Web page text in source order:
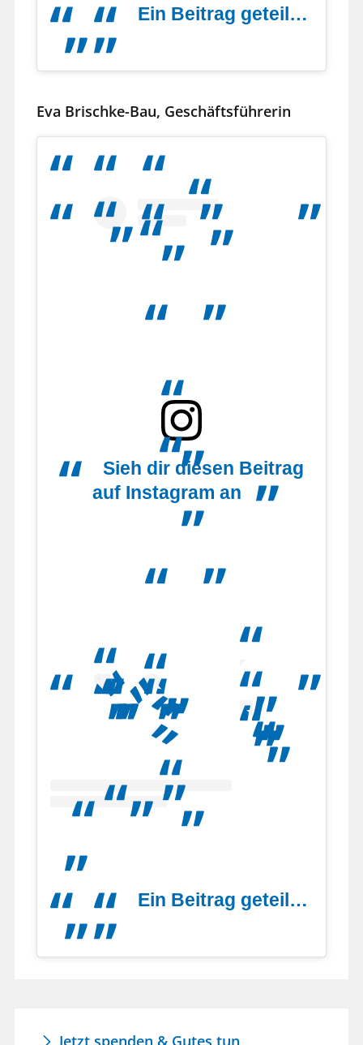
Ein Beitrag geteilt von Lebenshilfe Grafschaft Diepholz gGmbH (@lebenshilfegrafschaftdiepholz)
Eva Brischke-Bau, Geschäftsführerin
Sieh dir diesen Beitrag
auf Instagram an
Ein Beitrag geteilt von Lebenshilfe Grafschaft Diepholz gGmbH (@lebenshilfegrafschaftdiepholz)
Jetzt spenden & Gutes tun